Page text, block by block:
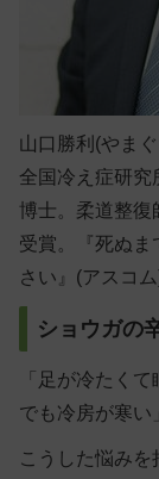
山口勝利(やま
全国冷え症研究
博士。柔道整復
受賞。『死ぬま
さい』(アスコ
ショウガの
「足が冷たく
でも冷房が寒い
こうした悩みを